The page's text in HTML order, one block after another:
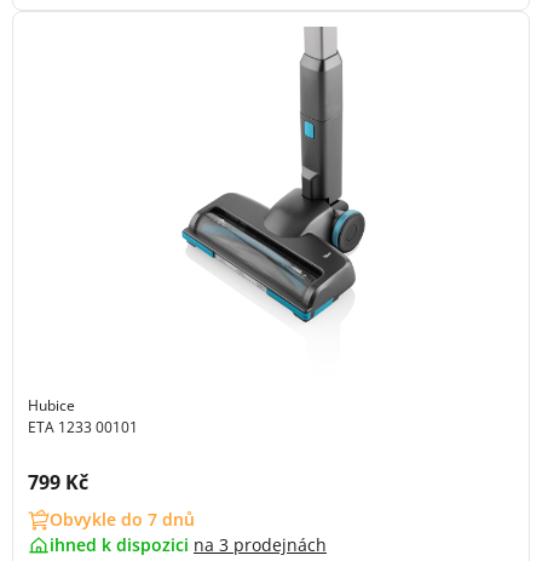
Hubice
ETA 1233 00101
Cena s DPH:
799 Kč
Obvykle do 7 dnů
ihned k dispozici na 3 prodejnách